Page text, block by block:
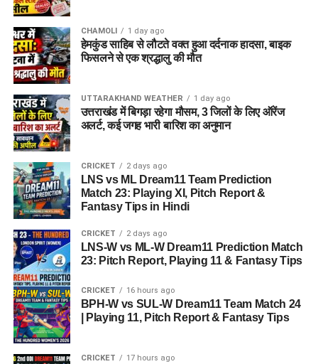
CHAMOLI 1 day ago
हेमकुंड साहिब से लौटते वक्त हुआ दर्दनाक हादसा, बाइक
फिसलने से एक श्रद्धालु की मौत
UTTARAKHAND WEATHER 1 day ago
उत्तराखंड में बिगड़ा रहेगा मौसम, 3 जिलों के लिए ऑरेंज
अलर्ट, कई जगह भारी बारिश का अनुमान
CRICKET 2 days ago
LNS vs ML Dream11 Team Prediction
Match 23: Playing XI, Pitch Report &
Fantasy Tips in Hindi
CRICKET 2 days ago
LNS-W vs ML-W Dream11 Prediction Match
23: Pitch Report, Playing 11 & Fantasy Tips
CRICKET 16 hours ago
BPH-W vs SUL-W Dream11 Team Match 24
| Playing 11, Pitch Report & Fantasy Tips
CRICKET 17 hours ago